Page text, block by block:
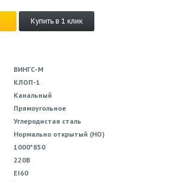
Купить в 1 клик
ВИНГС-М
КЛОП-1
Канальный
Прямоугольное
Углеродистая сталь
Нормально открытый (НО)
1000*850
220В
EI60